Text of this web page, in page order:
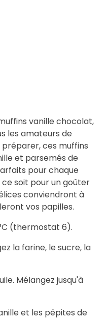
vanille chocolat,
les amateurs de
préparer, ces muffins
et parsemés de
pour chaque
soit pour un goûter
conviendront à
vos papilles.
(thermostat 6).
la farine, le sucre, la
Mélangez jusqu'à
et les pépites de